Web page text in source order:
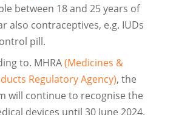
between 18 and 25 years of
also contraceptives, e.g. IUDs
pill.
to. MHRA(Medicines &
Regulatory Agency), the
will continue to recognise the
devices until 30 June 2024.